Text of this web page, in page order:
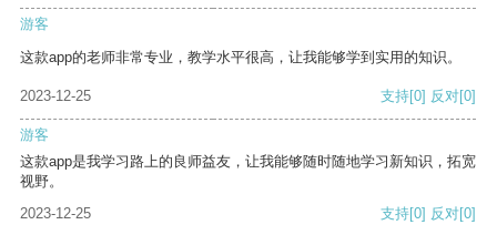
游客
这款app的老师非常专业，教学水平很高，让我能够学到实用的知识。
2023-12-25 支持[0] 反对[0]
游客
这款app是我学习路上的良师益友，让我能够随时随地学习新知识，拓宽
视野。
2023-12-25
支持[0] 反对[0]